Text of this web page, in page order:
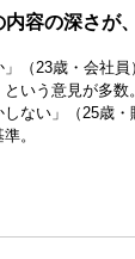
容の深さが
」（23歳・会社
いう意見が多数
ない」（25歳
。